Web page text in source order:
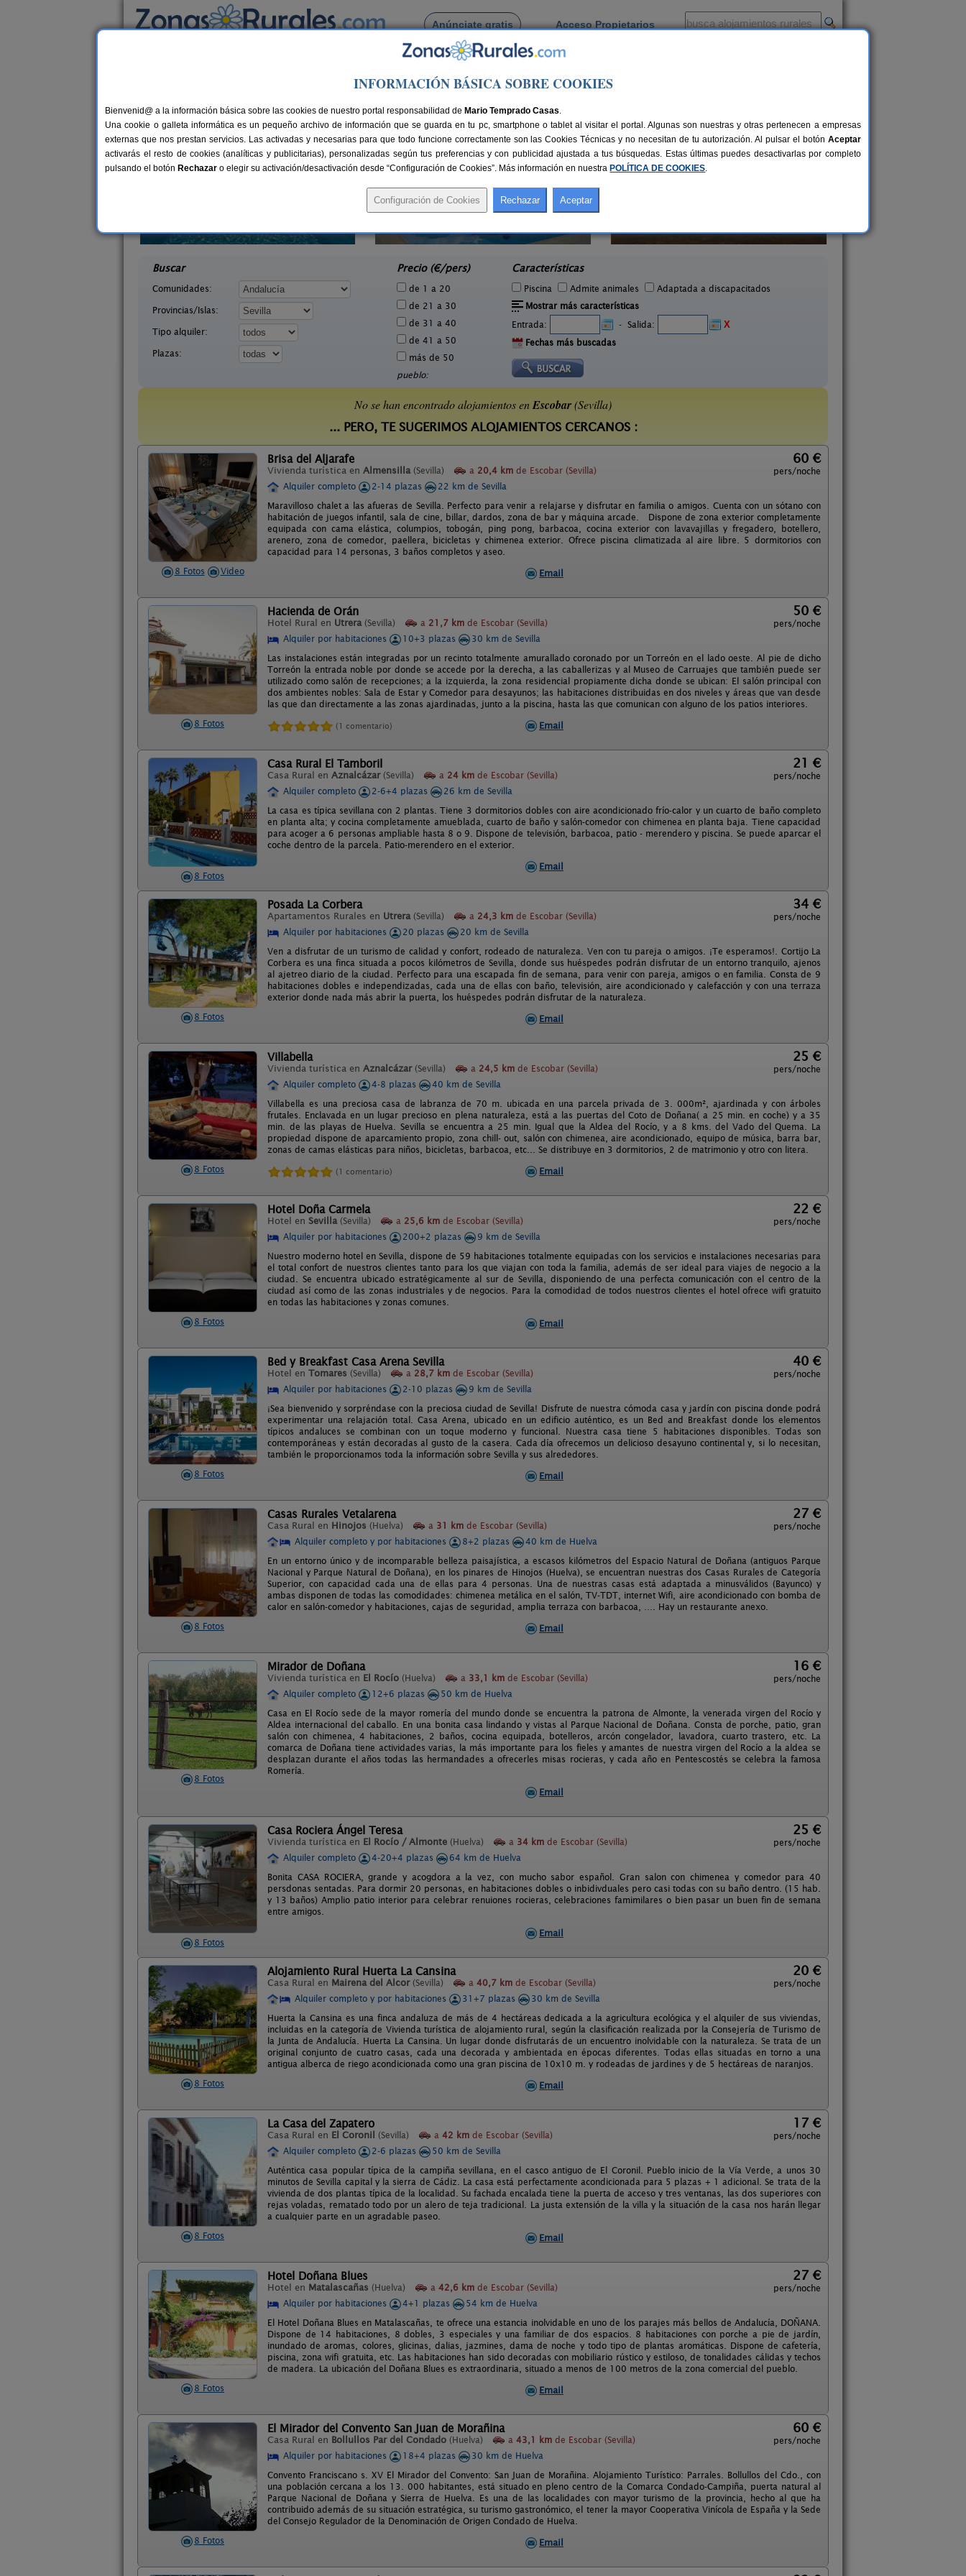
Anúnciate gratis Acceso Propietarios
Busca por pueblo
Casas Rurales cerca de Escobar
35 €
Hacienda San José
Buscar
Comunidades:
Provincias/Islas:
Tipo alquiler:
Plazas:
Precio (€/pers)
de 1 a 20
de 21 a 30
de 31 a 40
de 41 a 50
más de 50
pueblo:
Características
Piscina Admite animales
Adaptada a discapacitados
Mostrar más características
Entrada:
- Salida:
X
Fechas más buscadas
No se han encontrado alojamientos enEscobar(Sevilla)
... PERO, TE SUGERIMOS ALOJAMIENTOS CERCANOS :
8 Fotos Video
Brisa del Aljarafe
Vivienda turística en Almensilla (Sevilla) a 20,4 km de Escobar (Sevilla)
60 €
pers/noche
Alquiler completo
2-14 plazas
22 km de Sevilla
Maravilloso chalet a las afueras de Sevilla. Perfecto para venir a relajarse y disfrutar en familia o amigos. Cuenta con un sótano con
habitación de juegos infantil, sala de cine, billar, dardos, zona de bar y máquina arcade. Dispone de zona exterior completamente
equipada con cama elástica, columpios, tobogán, ping pong, barbacoa, cocina exterior con lavavajillas y fregadero, botellero,
arenero, zona de comedor, paellera, bicicletas y chimenea exterior. Ofrece piscina climatizada al aire libre. 5 dormitorios con
capacidad para 14 personas, 3 baños completos y aseo.
Email
8 Fotos
Hacienda de Orán
Hotel Rural en Utrera (Sevilla) a 21,7 km de Escobar (Sevilla)
50 €
pers/noche
Alquiler por habitaciones
10+3 plazas
30 km de Sevilla
Las instalaciones están integradas por un recinto totalmente amurallado coronado por un Torreón en el lado oeste. Al pie de dicho
Torreón la entrada noble por donde se accede por la derecha, a las caballerizas y al Museo de Carruajes que también puede ser
utilizado como salón de recepciones; a la izquierda, la zona residencial propiamente dicha donde se ubican: El salón principal con
dos ambientes nobles: Sala de Estar y Comedor para desayunos; las habitaciones distribuidas en dos niveles y áreas que van desde
las que dan directamente a las zonas ajardinadas, junto a la piscina, hasta las que comunican con alguno de los patios interiores.
(1 comentario) Email
8 Fotos
Casa Rural El Tamboril
Casa Rural en Aznalcázar (Sevilla) a 24 km de Escobar (Sevilla)
21 €
pers/noche
Alquiler completo
2-6+4 plazas
26 km de Sevilla
La casa es típica sevillana con 2 plantas. Tiene 3 dormitorios dobles con aire acondicionado frío-calor y un cuarto de baño completo
en planta alta; y cocina completamente amueblada, cuarto de baño y salón-comedor con chimenea en planta baja. Tiene capacidad
para acoger a 6 personas ampliable hasta 8 o 9. Dispone de televisión, barbacoa, patio - merendero y piscina. Se puede aparcar el
coche dentro de la parcela. Patio-merendero en el exterior.
Email
8 Fotos
Posada La Corbera
Apartamentos Rurales en Utrera (Sevilla) a 24,3 km de Escobar (Sevilla)
34 €
pers/noche
Alquiler por habitaciones
20 plazas
20 km de Sevilla
Ven a disfrutar de un turismo de calidad y confort, rodeado de naturaleza. Ven con tu pareja o amigos. ¡Te esperamos!. Cortijo La
Corbera es una finca situada a pocos kilómetros de Sevilla, donde sus huéspedes podrán disfrutar de un entorno tranquilo, ajenos
al ajetreo diario de la ciudad. Perfecto para una escapada fin de semana, para venir con pareja, amigos o en familia. Consta de 9
habitaciones dobles e independizadas, cada una de ellas con baño, televisión, aire acondicionado y calefacción y con una terraza
exterior donde nada más abrir la puerta, los huéspedes podrán disfrutar de la naturaleza.
Email
8 Fotos
Villabella
Vivienda turística en Aznalcázar (Sevilla) a 24,5 km de Escobar (Sevilla)
25 €
pers/noche
Alquiler completo
4-8 plazas
40 km de Sevilla
Villabella es una preciosa casa de labranza de 70 m. ubicada en una parcela privada de 3. 000m², ajardinada y con árboles
frutales. Enclavada en un lugar precioso en plena naturaleza, está a las puertas del Coto de Doñana( a 25 min. en coche) y a 35
min. de las playas de Huelva. Sevilla se encuentra a 25 min. Igual que la Aldea del Rocío, y a 8 kms. del Vado del Quema. La
propiedad dispone de aparcamiento propio, zona chill- out, salón con chimenea, aire acondicionado, equipo de música, barra bar,
zonas de camas elásticas para niños, bicicletas, barbacoa, etc... Se distribuye en 3 dormitorios, 2 de matrimonio y otro con litera.
(1 comentario) Email
8 Fotos
Hotel Doña Carmela
Hotel en Sevilla (Sevilla) a 25,6 km de Escobar (Sevilla)
22 €
pers/noche
Alquiler por habitaciones
200+2 plazas
9 km de Sevilla
Nuestro moderno hotel en Sevilla, dispone de 59 habitaciones totalmente equipadas con los servicios e instalaciones necesarias para
el total confort de nuestros clientes tanto para los que viajan con toda la familia, además de ser ideal para viajes de negocio a la
ciudad. Se encuentra ubicado estratégicamente al sur de Sevilla, disponiendo de una perfecta comunicación con el centro de la
ciudad así como de las zonas industriales y de negocios. Para la comodidad de todos nuestros clientes el hotel ofrece wifi gratuito
en todas las habitaciones y zonas comunes.
Email
8 Fotos
Bed y Breakfast Casa Arena Sevilla
Hotel en Tomares (Sevilla) a 28,7 km de Escobar (Sevilla)
40 €
pers/noche
Alquiler por habitaciones
2-10 plazas
9 km de Sevilla
¡Sea bienvenido y sorpréndase con la preciosa ciudad de Sevilla! Disfrute de nuestra cómoda casa y jardín con piscina donde podrá
experimentar una relajación total. Casa Arena, ubicado en un edificio auténtico, es un Bed and Breakfast donde los elementos
típicos andaluces se combinan con un toque moderno y funcional. Nuestra casa tiene 5 habitaciones disponibles. Todas son
contemporáneas y están decoradas al gusto de la casera. Cada día ofrecemos un delicioso desayuno continental y, si lo necesitan,
también le proporcionamos toda la información sobre Sevilla y sus alrededores.
Email
8 Fotos
Casas Rurales Vetalarena
Casa Rural en Hinojos (Huelva) a 31 km de Escobar (Sevilla)
27 €
pers/noche
Alquiler completo y por habitaciones
8+2 plazas
40 km de Huelva
En un entorno único y de incomparable belleza paisajística, a escasos kilómetros del Espacio Natural de Doñana (antiguos Parque
Nacional y Parque Natural de Doñana), en los pinares de Hinojos (Huelva), se encuentran nuestras dos Casas Rurales de Categoría
Superior, con capacidad cada una de ellas para 4 personas. Una de nuestras casas está adaptada a minusválidos (Bayunco) y
ambas disponen de todas las comodidades: chimenea metálica en el salón, TV-TDT, internet Wifi, aire acondicionado con bomba de
calor en salón-comedor y habitaciones, cajas de seguridad, amplia terraza con barbacoa, …. Hay un restaurante anexo.
Email
8 Fotos
Mirador de Doñana
Vivienda turística en El Rocío (Huelva) a 33,1 km de Escobar (Sevilla)
16 €
pers/noche
Alquiler completo
12+6 plazas
50 km de Huelva
Casa en El Rocío sede de la mayor romería del mundo donde se encuentra la patrona de Almonte, la venerada virgen del Rocío y
Aldea internacional del caballo. En una bonita casa lindando y vistas al Parque Nacional de Doñana. Consta de porche, patio, gran
salón con chimenea, 4 habitaciones, 2 baños, cocina equipada, botelleros, arcón congelador, lavadora, cuarto trastero, etc. La
comarca de Doñana tiene actividades varias, la más importante para los fieles y amantes de nuestra virgen del Rocío a la aldea se
desplazan durante el años todas las hermandades a ofrecerles misas rocieras, y cada año en Pentescostés se celebra la famosa
Romería.
Email
8 Fotos
Casa Rociera Ángel Teresa
Vivienda turística en El Rocío / Almonte (Huelva) a 34 km de Escobar (Sevilla)
25 €
pers/noche
Alquiler completo
4-20+4 plazas
64 km de Huelva
Bonita CASA ROCIERA, grande y acogdora a la vez, con mucho sabor español. Gran salon con chimenea y comedor para 40
persdonas sentadas. Para dormir 20 personas, en habitaciones dobles o inbidivduales pero casi todas con su baño dentro. (15 hab.
y 13 baños) Amplio patio interior para celebrar renuiones rocieras, celebraciones famimilares o bien pasar un buen fin de semana
entre amigos.
Email
8 Fotos
Alojamiento Rural Huerta La Cansina
Casa Rural en Mairena del Alcor (Sevilla) a 40,7 km de Escobar (Sevilla)
20 €
pers/noche
Alquiler completo y por habitaciones
31+7 plazas
30 km de Sevilla
Huerta la Cansina es una finca andaluza de más de 4 hectáreas dedicada a la agricultura ecológica y el alquiler de sus viviendas,
incluidas en la categoría de Vivienda turística de alojamiento rural, según la clasificación realizada por la Consejería de Turismo de
la Junta de Andalucía. Huerta La Cansina. Un lugar donde disfrutarás de un encuentro inolvidable con la naturaleza. Se trata de un
original conjunto de cuatro casas, cada una decorada y ambientada en épocas diferentes. Todas ellas situadas en torno a una
antigua alberca de riego acondicionada como una gran piscina de 10x10 m. y rodeadas de jardines y de 5 hectáreas de naranjos.
Email
8 Fotos
La Casa del Zapatero
Casa Rural en El Coronil (Sevilla) a 42 km de Escobar (Sevilla)
17 €
pers/noche
Alquiler completo
2-6 plazas
50 km de Sevilla
Auténtica casa popular típica de la campiña sevillana, en el casco antiguo de El Coronil. Pueblo inicio de la Vía Verde, a unos 30
minutos de Sevilla capital y la sierra de Cádiz. La casa está perfectamente acondicionada para 5 plazas + 1 adicional. Se trata de la
vivienda de dos plantas típica de la localidad. Su fachada encalada tiene la puerta de acceso y tres ventanas, las dos superiores con
rejas voladas, rematado todo por un alero de teja tradicional. La justa extensión de la villa y la situación de la casa nos harán llegar
a cualquier parte en un agradable paseo.
Email
8 Fotos
Hotel Doñana Blues
Hotel en Matalascañas (Huelva) a 42,6 km de Escobar (Sevilla)
27 €
pers/noche
Alquiler por habitaciones
4+1 plazas
54 km de Huelva
El Hotel Doñana Blues en Matalascañas, te ofrece una estancia inolvidable en uno de los parajes más bellos de Andalucía, DOÑANA.
Dispone de 14 habitaciones, 8 dobles, 3 especiales y una familiar de dos espacios. 8 habitaciones con porche a pie de jardín,
inundado de aromas, colores, glicinas, dalias, jazmines, dama de noche y todo tipo de plantas aromáticas. Dispone de cafetería,
piscina, zona wifi gratuita, etc. Las habitaciones han sido decoradas con mobiliario rústico y estiloso, de tonalidades cálidas y techos
de madera. La ubicación del Doñana Blues es extraordinaria, situado a menos de 100 metros de la zona comercial del pueblo.
Email
8 Fotos
El Mirador del Convento San Juan de Morañina
Casa Rural en Bollullos Par del Condado (Huelva) a 43,1 km de Escobar (Sevilla)
60 €
pers/noche
Alquiler por habitaciones
18+4 plazas
30 km de Huelva
Convento Franciscano s. XV El Mirador del Convento: San Juan de Morañina. Alojamiento Turístico: Parrales. Bollullos del Cdo., con
una población cercana a los 13. 000 habitantes, está situado en pleno centro de la Comarca Condado-Campiña, puerta natural al
Parque Nacional de Doñana y Sierra de Huelva. Es una de las localidades con mayor turismo de la provincia, hecho al que ha
contribuido además de su situación estratégica, su turismo gastronómico, el tener la mayor Cooperativa Vinícola de España y la Sede
del Consejo Regulador de la Denominación de Origen Condado de Huelva.
Email
INFORMACIÓN BÁSICA SOBRE COOKIES
Bienvenid@ a la información básica sobre las cookies de nuestro portal responsabilidad de Mario Temprado Casas.
Una cookie o galleta informática es un pequeño archivo de información que se guarda en tu pc, smartphone o tablet al visitar el portal. Algunas son nuestras y otras pertenecen a empresas
externas que nos prestan servicios. Las activadas y necesarias para que todo funcione correctamente son las Cookies Técnicas y no necesitan de tu autorización. Al pulsar el botón Aceptar
activarás el resto de cookies (analíticas y publicitarias), personalizadas según tus preferencias y con publicidad ajustada a tus búsquedas. Estas últimas puedes desactivarlas por completo
pulsando el botón Rechazar o elegir su activación/desactivación desde “Configuración de Cookies”. Más información en nuestra POLÍTICA DE COOKIES.